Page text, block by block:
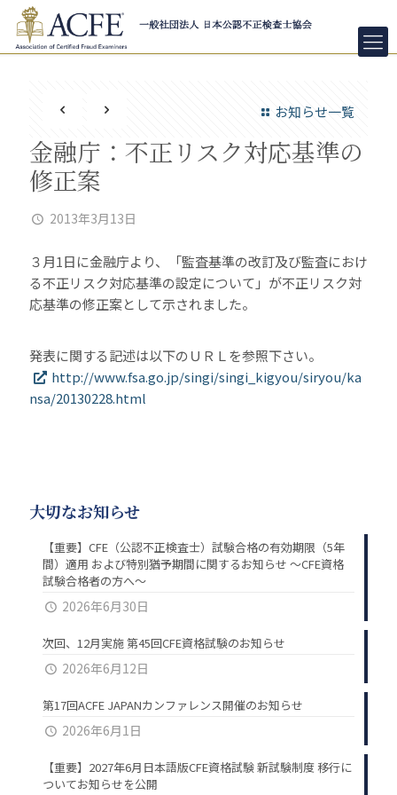
お知らせ一覧
金融庁：不正リスク対応基準の
修正案
2013年3月13日
３月1日に金融庁より、「監査基準の改訂及び監査におけ
る不正リスク対応基準の設定について」が不正リスク対
応基準の修正案として示されました。
発表に関する記述は以下のＵＲＬを参照下さい。
http://www.fsa.go.jp/singi/singi_kigyou/siryou/ka
nsa/20130228.html
大切なお知らせ
【重要】CFE（公認不正検査士）試験合格の有効期限（5年
間）適用 および特別猶予期間に関するお知らせ ～CFE資格
試験合格者の方へ～
2026年6月30日
次回、12月実施 第45回CFE資格試験のお知らせ
2026年6月12日
第17回ACFE JAPANカンファレンス開催のお知らせ
2026年6月1日
【重要】2027年6月日本語版CFE資格試験 新試験制度 移行に
ついてお知らせを公開